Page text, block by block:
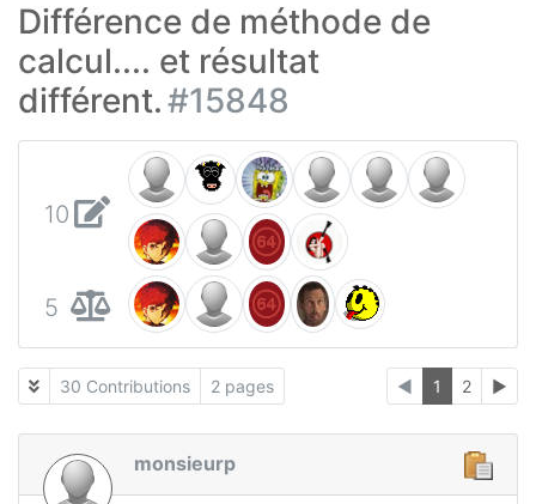
Différence de méthode de
calcul.... et résultat
différent.#15848
10
5
30 Contributions 2 pages ◄ 1 2 ►
monsieurp